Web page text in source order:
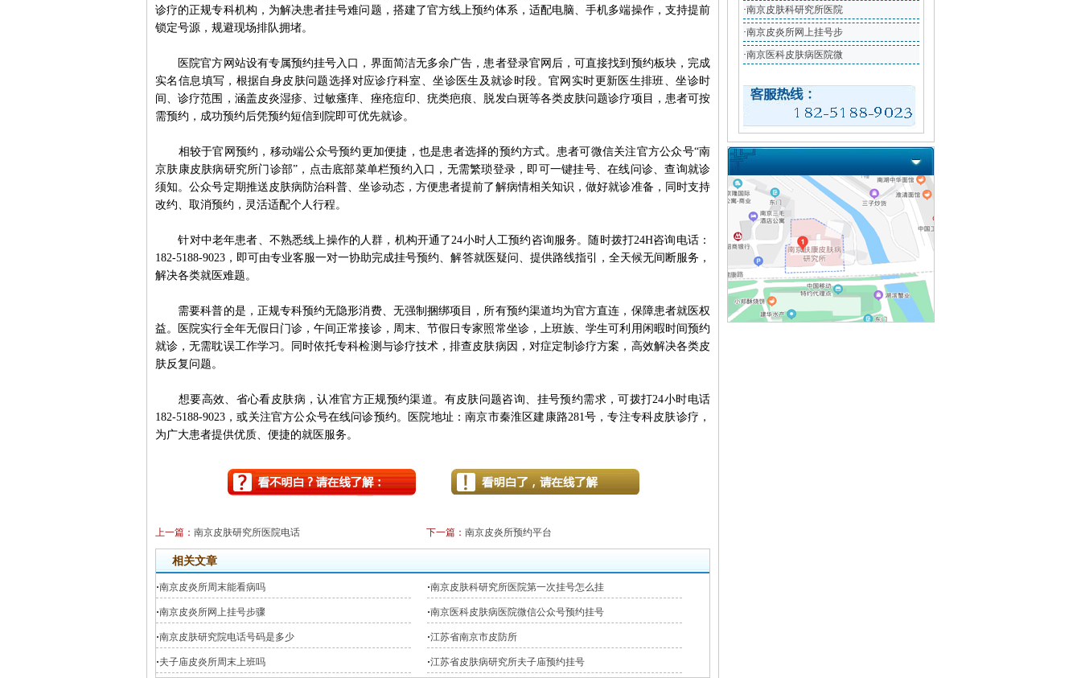
诊疗的正规专科机构，为解决患者挂号难问题，搭建了官方线上预约体系，适配电脑、手机多端操作，支持提前
锁定号源，规避现场排队拥堵。
医院官方网站设有专属预约挂号入口，界面简洁无多余广告，患者登录官网后，可直接找到预约板块，完成
实名信息填写，根据自身皮肤问题选择对应诊疗科室、坐诊医生及就诊时段。官网实时更新医生排班、坐诊时
间、诊疗范围，涵盖皮炎湿疹、过敏瘙痒、痤疮痘印、疣类疤痕、脱发白斑等各类皮肤问题诊疗项目，患者可按
需预约，成功预约后凭预约短信到院即可优先就诊。
相较于官网预约，移动端公众号预约更加便捷，也是患者选择的预约方式。患者可微信关注官方公众号“南
京肤康皮肤病研究所门诊部”，点击底部菜单栏预约入口，无需繁琐登录，即可一键挂号、在线问诊、查询就诊
须知。公众号定期推送皮肤病防治科普、坐诊动态，方便患者提前了解病情相关知识，做好就诊准备，同时支持
改约、取消预约，灵活适配个人行程。
针对中老年患者、不熟悉线上操作的人群，机构开通了24小时人工预约咨询服务。随时拨打24H咨询电话：
182-5188-9023，即可由专业客服一对一协助完成挂号预约、解答就医疑问、提供路线指引，全天候无间断服务，
解决各类就医难题。
需要科普的是，正规专科预约无隐形消费、无强制捆绑项目，所有预约渠道均为官方直连，保障患者就医权
益。医院实行全年无假日门诊，午间正常接诊，周末、节假日专家照常坐诊，上班族、学生可利用闲暇时间预约
就诊，无需耽误工作学习。同时依托专科检测与诊疗技术，排查皮肤病因，对症定制诊疗方案，高效解决各类皮
肤反复问题。
想要高效、省心看皮肤病，认准官方正规预约渠道。有皮肤问题咨询、挂号预约需求，可拨打24小时电话
182-5188-9023，或关注官方公众号在线问诊预约。医院地址：南京市秦淮区建康路281号，专注专科皮肤诊疗，
为广大患者提供优质、便捷的就医服务。
上一篇： 南京皮肤研究所医院电话 下一篇： 南京皮炎所预约平台
相关文章
·南京皮炎所周末能看病吗 ·南京皮肤科研究所医院第一次挂号怎么挂
·南京皮炎所网上挂号步骤 ·南京医科皮肤病医院微信公众号预约挂号
·南京皮肤研究院电话号码是多少 ·江苏省南京市皮防所
·夫子庙皮炎所周末上班吗 ·江苏省皮肤病研究所夫子庙预约挂号
·南京皮肤科研究所医院
·南京皮炎所网上挂号步
·南京医科皮肤病医院微